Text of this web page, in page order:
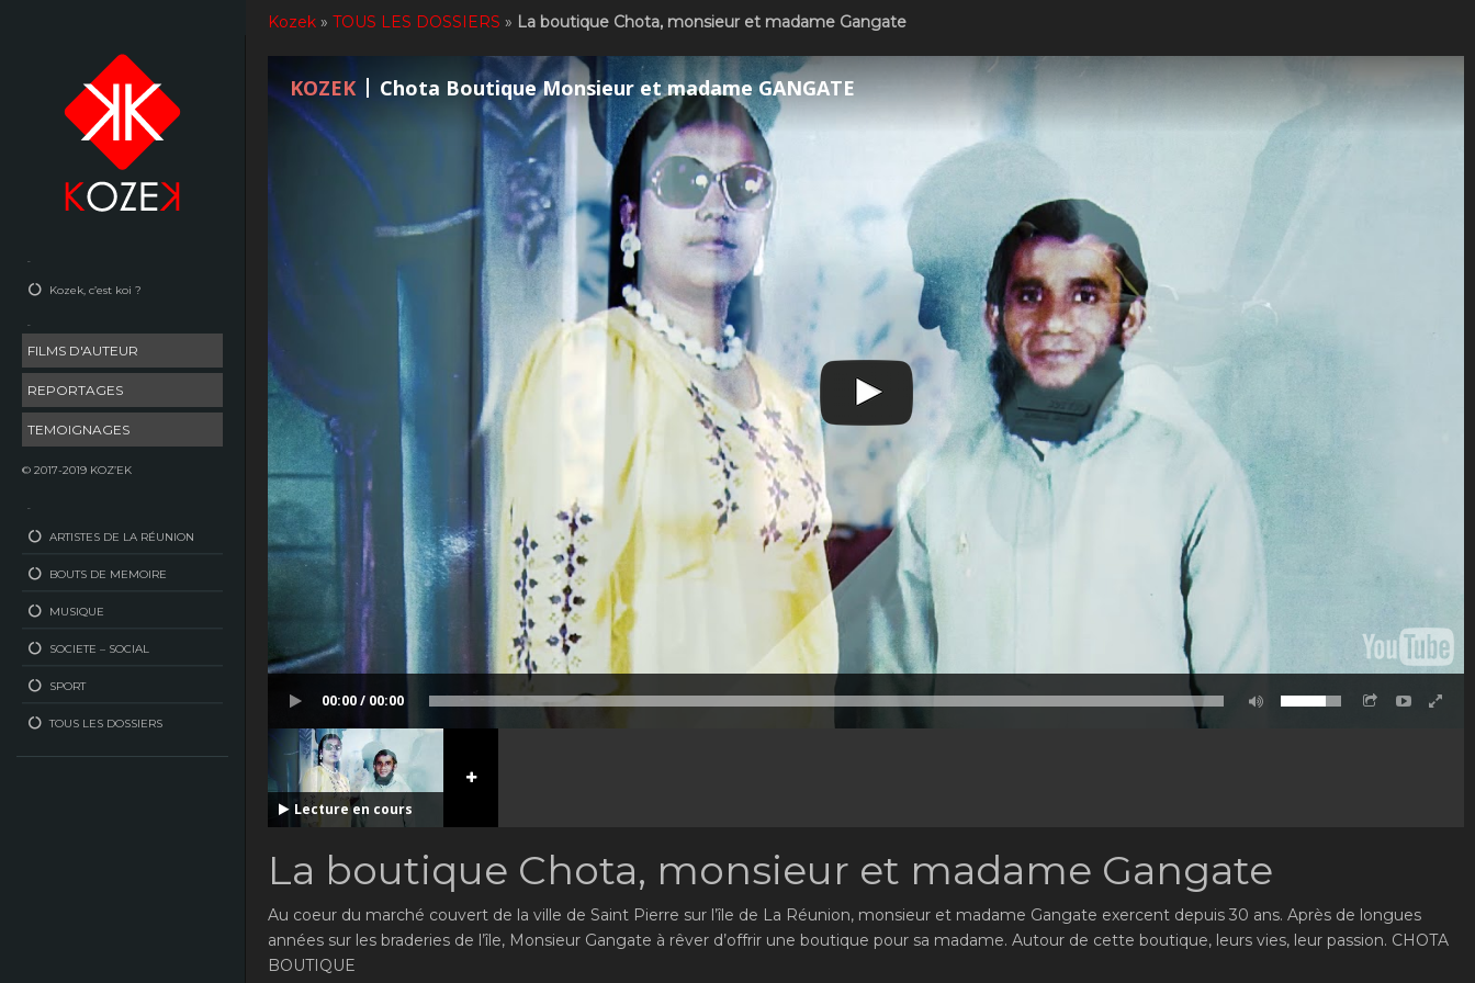
Kozek » TOUS LES DOSSIERS » La boutique Chota, monsieur et madame Gangate
00:00 / 00:00
KOZEK Chota Boutique Monsieur et madame GANGATE
Lecture en cours
La boutique Chota, monsieur et madame Gangate
Au coeur du marché couvert de la ville de Saint Pierre sur l’île de La Réunion, monsieur et madame Gangate exercent depuis 30 ans. Après de longues
années sur les braderies de l’île, Monsieur Gangate à rêver d’offrir une boutique pour sa madame. Autour de cette boutique, leurs vies, leur passion. CHOTA
BOUTIQUE
–
Kozek, c’est koi ?
–
FILMS D'AUTEUR
REPORTAGES
TEMOIGNAGES
© 2017-2019 KOZ’EK
–
ARTISTES DE LA RÉUNION
BOUTS DE MEMOIRE
MUSIQUE
SOCIETE – SOCIAL
SPORT
TOUS LES DOSSIERS